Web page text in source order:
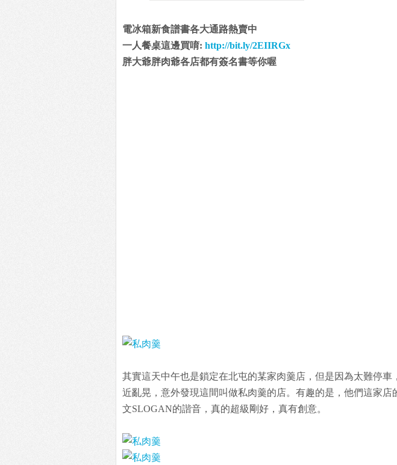
電冰箱新食譜書各大通路熱賣中
一人餐桌這邊買唷: http://bit.ly/2EIIRGx
胖大爺胖肉爺各店都有簽名書等你喔
其實這天中午也是鎖定在北屯的某家肉羹店，但是因為太難停車
近亂晃，意外發現這間叫做私肉羹的店。有趣的是，他們這家店
文SLOGAN的諧音，真的超級剛好，真有創意。